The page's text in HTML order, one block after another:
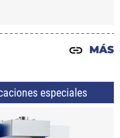
MÁS
especiales